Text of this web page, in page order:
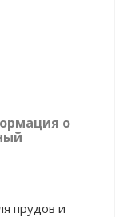
о
прудов и